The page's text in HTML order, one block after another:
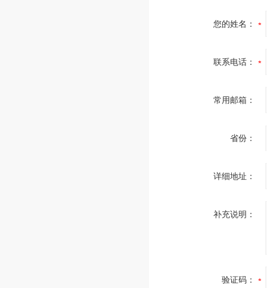
您的姓名：
联系电话：
常用邮箱：
省份：
详细地址：
补充说明：
验证码：